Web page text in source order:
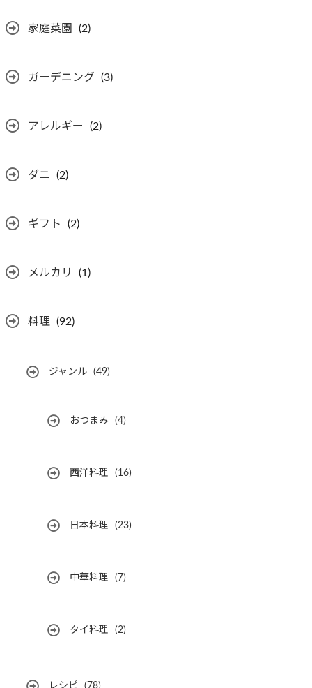
家庭菜園 (2)
ガーデニング (3)
アレルギー (2)
ダニ (2)
ギフト (2)
メルカリ (1)
料理 (92)
ジャンル (49)
おつまみ (4)
西洋料理 (16)
日本料理 (23)
中華料理 (7)
タイ料理 (2)
レシピ (78)